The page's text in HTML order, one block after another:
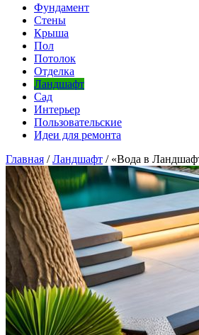
Фундамент
Стены
Крыша
Пол
Потолок
Отделка
Ландшафт
Сад
Интерьер
Пользовательские
Идеи для ремонта
Главная / Ландшафт / «Вода в